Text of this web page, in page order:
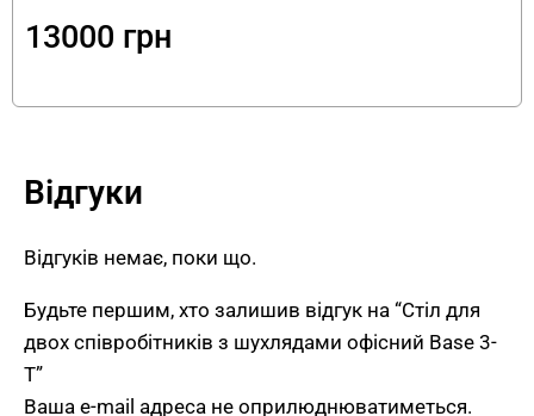
для ноутбука, документів та робочих
Зручне зберігання
документи під рукою, забезпечуючи
порядок на робочому місці.
13000 грн
Відгуки
Відгуків немає, поки що.
Будьте першим, хто залишив відгук на “Стіл для
двох співробітників з шухлядами офісний Base 3-
T”
Ваша e-mail адреса не оприлюднюватиметься.